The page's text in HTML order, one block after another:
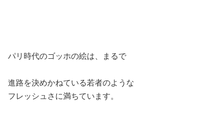
パリ時代のゴッホの絵は、まるで
進路を決めかねている若者のような
フレッシュさに満ちています。